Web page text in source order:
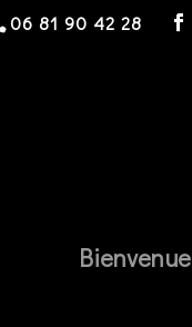
06 81 90 42 28
Bienvenue